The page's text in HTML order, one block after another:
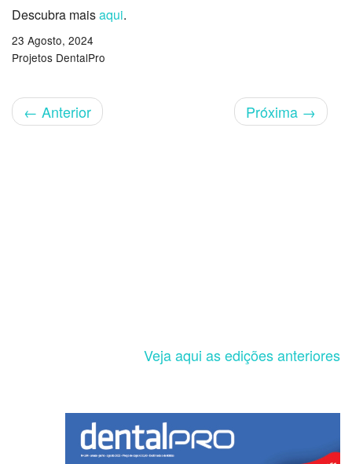
Descubra maisaqui.
23 Agosto, 2024
Projetos DentalPro
← Anterior Próxima →
Veja aqui as edições anteriores